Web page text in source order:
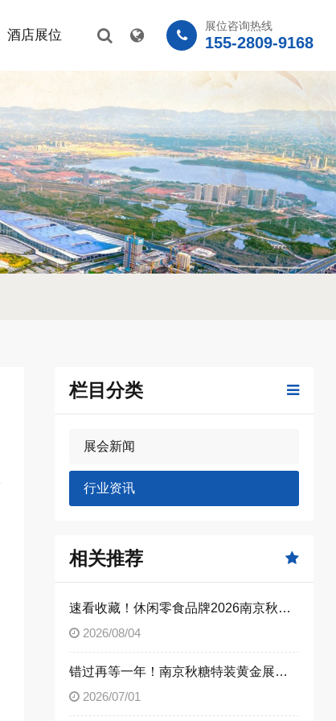
展位咨询热线
155-2809-9168
酒店展位
栏目分类
展会新闻
行业资讯
相关推荐
速看收藏！休闲零食品牌2026南京秋糖展位报名准入实操步骤
2026/08/04
错过再等一年！南京秋糖特装黄金展位限量招商，企业抓紧提交预定申请
2026/07/01